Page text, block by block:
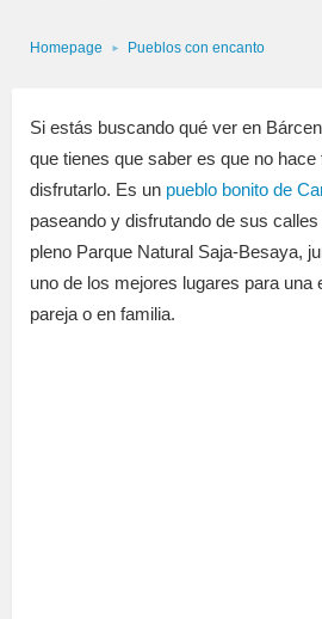
Homepage Pueblos con encanto
Si estás buscando qué ver en
que tienes que saber es que no
disfrutarlo. Es un pueblo bonito de
paseando y disfrutando de sus
pleno Parque Natural Saja-Besaya,
uno de los mejores lugares para una
pareja o en familia.